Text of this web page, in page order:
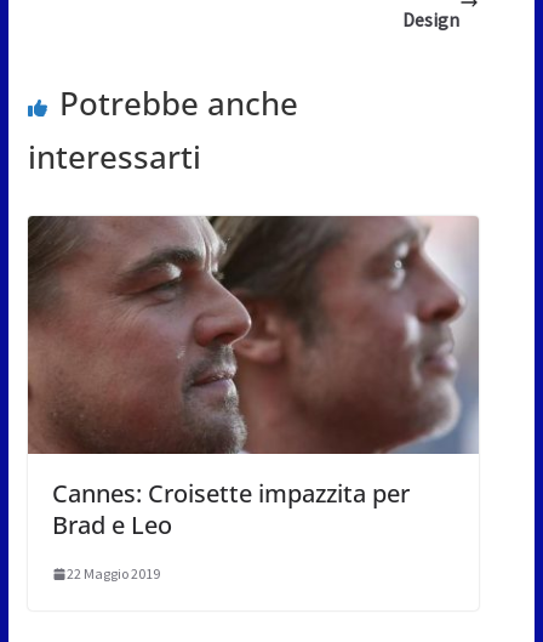
Design
Potrebbe anche
interessarti
Cannes: Croisette impazzita per
Brad e Leo
22 Maggio 2019